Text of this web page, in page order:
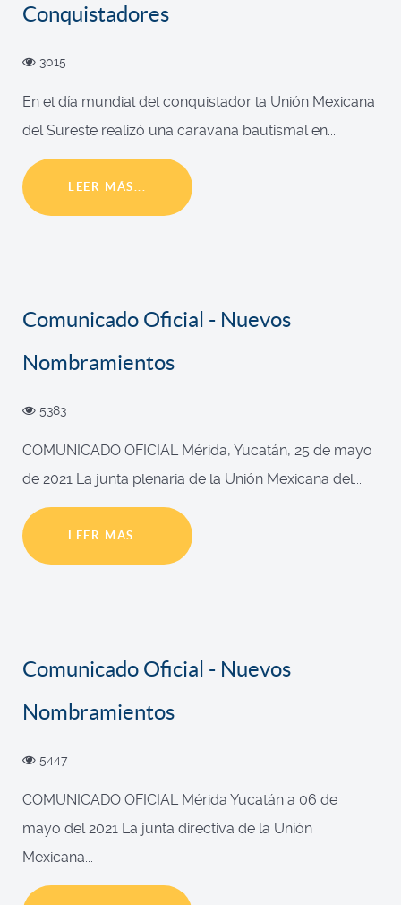
Conquistadores
3015
En el día mundial del conquistador la Unión Mexicana
del Sureste realizó una caravana bautismal en...
LEER MÁS...
Comunicado Oficial - Nuevos
Nombramientos
5383
COMUNICADO OFICIAL Mérida, Yucatán, 25 de mayo
de 2021 La junta plenaria de la Unión Mexicana del...
LEER MÁS...
Comunicado Oficial - Nuevos
Nombramientos
5447
COMUNICADO OFICIAL Mérida Yucatán a 06 de
mayo del 2021 La junta directiva de la Unión
Mexicana...